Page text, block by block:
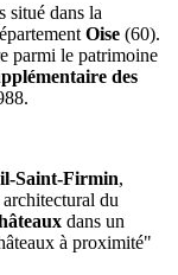
situé dans la
Oise (60).
parmi le patrimoine
des
Saint-Firmin,
du
dans un
à proximité"